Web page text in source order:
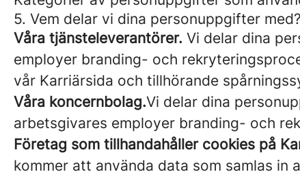
5. Vem delar vi dina personuppgifter med?
Våra tjänsteleverantörer. Vi delar dina
employer branding- och
vår Karriärsida och tillhörande
Våra koncernbolag.Vi delar dina
arbetsgivares employer branding- och
Företag som tillhandahåller cookies på
kommer att använda data som samlas